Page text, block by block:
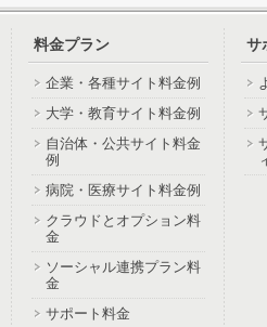
料金プラン
企業・各種サイト料金例
大学・教育サイト料金例
自治体・公共サイト料金
例
病院・医療サイト料金例
クラウドとオプション料
金
ソーシャル連携プラン料
金
サポート料金
サ